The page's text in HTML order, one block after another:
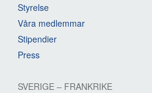
Styrelse
Våra medlemmar
Stipendier
Press
SVERIGE – FRANKRIKE